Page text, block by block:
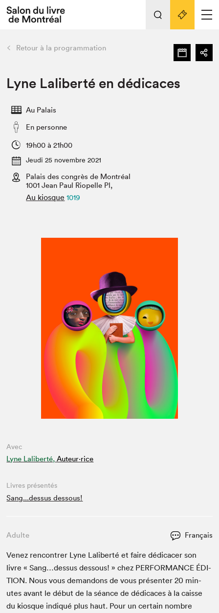
Espace exposant⋅e⋅s
Espace enseignant·e·s
L'événement
Préparer sa visite au Salon
Actualités
SLM PRO
retour Nos activités
Préparer sa visite
Salon au Palais
Projets partenaires
Liens pratiques
Retour à la programmation
Lyne Laliberté en dédicaces
Au Palais
En personne
19h00 à 21h00
Jeudi 25 novembre 2021
Palais des congrès de Montréal
1001 Jean Paul Riopelle Pl,
Au kiosque 1019
Avec
Lyne Laliberté, Auteur·rice
Livres présentés
Sang...dessus dessous!
Adulte Français
Venez ren­con­tr­er Lyne Lal­ib­erté et faire dédi­cac­er son
livre « Sang…dessus dessous! » chez PER­FOR­MANCE ÉDI­
TION. Nous vous deman­dons de vous présen­ter20 min­
utes avant le début de la séance de dédi­caces à la caisse
du kiosque indiqué plus haut. Pour un cer­tain nom­bre